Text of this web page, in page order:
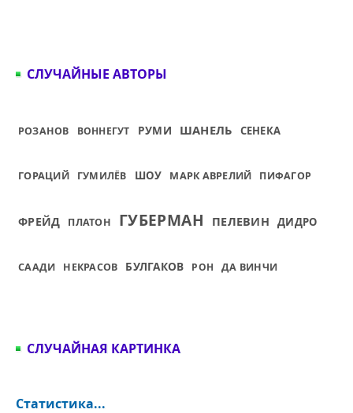
СЛУЧАЙНЫЕ АВТОРЫ
РОЗАНОВ ВОННЕГУТ РУМИ ШАНЕЛЬ СЕНЕКА
ГОРАЦИЙ ГУМИЛЁВ ШОУ МАРК АВРЕЛИЙ ПИФАГОР
ФРЕЙД ПЛАТОН ГУБЕРМАН ПЕЛЕВИН ДИДРО
СААДИ НЕКРАСОВ БУЛГАКОВ РОН ДА ВИНЧИ
СЛУЧАЙНАЯ КАРТИНКА
Статистика...